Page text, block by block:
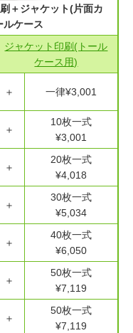
＋ジャケット(片面カ
ルケース
ジャケット印刷(トール
ケース用)
＋ 一律¥3,001
＋
10枚一式
¥3,001
＋
20枚一式
¥4,018
＋
30枚一式
¥5,034
＋
40枚一式
¥6,050
＋
50枚一式
¥7,119
＋
50枚一式
¥7,119